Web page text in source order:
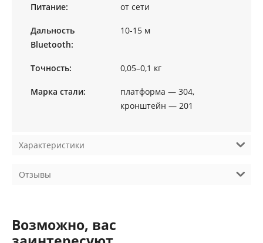
Питание: от сети
Дальность
Bluetooth:
10-15 м
Точность: 0,05–0,1 кг
Марка стали:
платформа — 304,
кронштейн — 201
Характеристики
Отзывы
Возможно, вас